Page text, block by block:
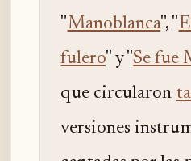
"Manoblanca", "
fulero" y "Se fue
que circularon
versiones